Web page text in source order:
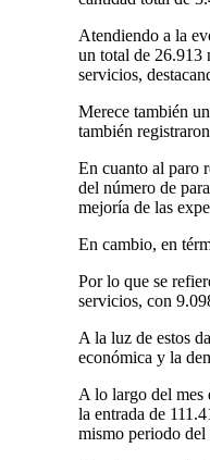
Atendiendo a la
un total de 26.913
servicios,
Merece también
también
En cuanto al paro
del número de
mejoría de las
En cambio, en
Por lo que se
servicios, con
A la luz de estos
económica y la
A lo largo del mes
la entrada de
mismo periodo del